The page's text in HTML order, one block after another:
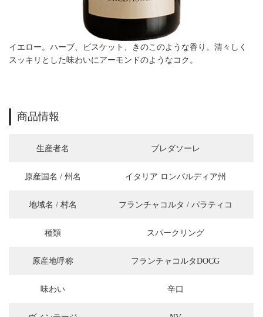
イエロー。ハーブ、ビスケット、きのこのような香り。清々しく
スッキリとした味わいにアーモンドのようなコク。
商品情報
生産者名 ブレダソーレ
原産国名 / 州名 イタリア ロンバルディア州
地域名 / 村名 フランチャコルタ / パラティコ
種類 スパークリング
原産地呼称 フランチャコルタDOCG
味わい 辛口